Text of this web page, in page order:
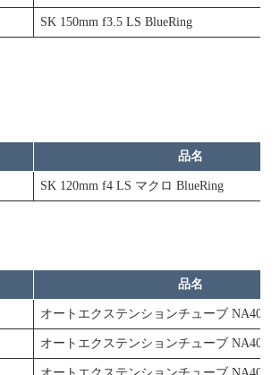
SK 150mm f3.5 LS BlueRing
品名
SK 120mm f4 LS マクロ BlueRing
品名
オートエクステンションチューブ NA401
オートエクステンションチューブ NA402